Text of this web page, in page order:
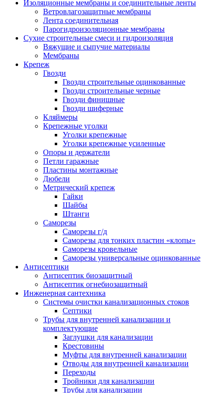
Изоляционные мембраны и соединительные ленты
Ветровлагозащитные мембраны
Лента соединительная
Парогидроизоляционные мембраны
Сухие строительные смеси и гидроизоляция
Вяжущие и сыпучие материалы
Мембраны
Крепеж
Гвозди
Гвозди строительные оцинкованные
Гвозди строительные черные
Гвозди финишные
Гвозди шиферные
Кляймеры
Крепежные уголки
Уголки крепежные
Уголки крепежные усиленные
Опоры и держатели
Петли гаражные
Пластины монтажные
Дюбели
Метрический крепеж
Гайки
Шайбы
Штанги
Саморезы
Саморезы г/д
Саморезы для тонких пластин «клопы»
Саморезы кровельные
Саморезы универсальные оцинкованные
Антисептики
Антисептик биозащитный
Антисептик огнебиозащитный
Инженерная сантехника
Системы очистки канализационных стоков
Септики
Трубы для внутренней канализации и
комплектующие
Заглушки для канализации
Крестовины
Муфты для внутренней канализации
Отводы для внутренней канализации
Переходы
Тройники для канализации
Трубы для канализации